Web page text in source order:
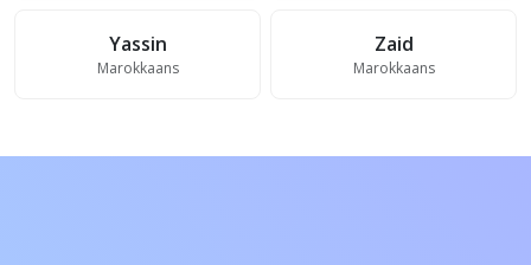
Yassin
Marokkaans
Zaid
Marokkaans